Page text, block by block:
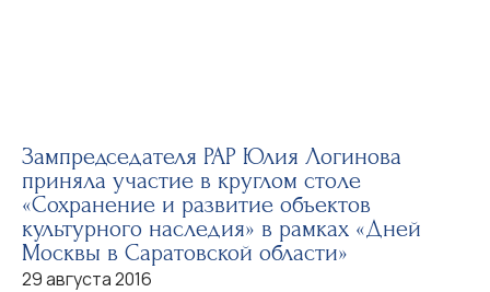
Зампредседателя РАР Юлия Логинова
приняла участие в круглом столе
«Сохранение и развитие объектов
культурного наследия» в рамках «Дней
Москвы в Саратовской области»
29 августа 2016